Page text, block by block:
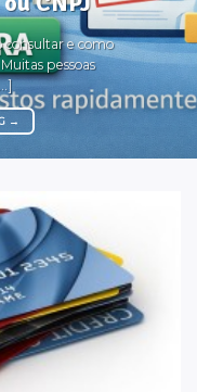
consultar e como
pessoas
→